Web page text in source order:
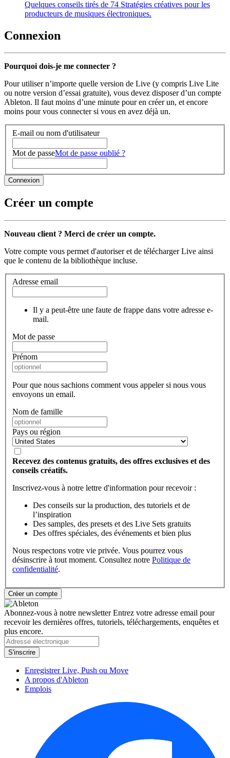
Quelques conseils tirés de 74 Stratégies créatives pour les
producteurs de musiques électroniques.
Connexion
Pourquoi dois-je me connecter ?
Pour utiliser n’importe quelle version de Live (y compris Live Lite
ou notre version d’essai gratuite), vous devez disposer d’un compte
Ableton. Il faut moins d’une minute pour en créer un, et encore
moins pour vous connecter si vous en avez déjà un.
E-mail ou nom d'utilisateur
Mot de passeMot de passe oublié ?
Créer un compte
Nouveau client ? Merci de créer un compte.
Votre compte vous permet d'autoriser et de télécharger Live ainsi
que le contenu de la bibliothèque incluse.
Adresse email
Il y a peut-être une faute de frappe dans votre adresse e-
mail.
Mot de passe
Prénom
Pour que nous sachions comment vous appeler si nous vous
envoyons un email.
Nom de famille
Pays ou région
Recevez des contenus gratuits, des offres exclusives et des
conseils créatifs.
Inscrivez-vous à notre lettre d'information pour recevoir :
Des conseils sur la production, des tutoriels et de
l’inspiration
Des samples, des presets et des Live Sets gratuits
Des offres spéciales, des événements et bien plus
Nous respectons votre vie privée. Vous pourrez vous
désinscrire à tout moment. Consultez notre Politique de
confidentialité.
Abonnez-vous à notre newsletterEntrez votre adresse email pour
recevoir les dernières offres, tutoriels, téléchargements, enquêtes et
plus encore.
Enregistrer Live, Push ou Move
A propos d'Ableton
Emplois